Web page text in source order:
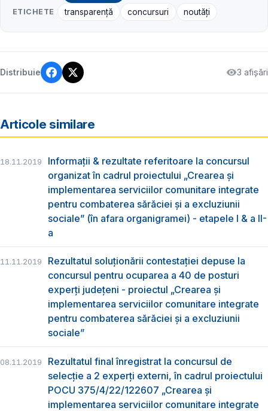
ETICHETE transparență concursuri noutăți
Distribuie 3 afișări
Articole similare
18.11.2019
Informații & rezultate referitoare la concursul
organizat în cadrul proiectului „Crearea și
implementarea serviciilor comunitare integrate
pentru combaterea sărăciei și a excluziunii
sociale” (în afara organigramei) - etapele I & a II-
a
11.11.2019
Rezultatul soluționării contestației depuse la
concursul pentru ocuparea a 40 de posturi
experți județeni - proiectul „Crearea și
implementarea serviciilor comunitare integrate
pentru combaterea sărăciei și a excluziunii
sociale”
08.11.2019
Rezultatul final înregistrat la concursul de
selecție a 2 experți externi, în cadrul proiectului
POCU 375/4/22/122607 „Crearea și
implementarea serviciilor comunitare integrate